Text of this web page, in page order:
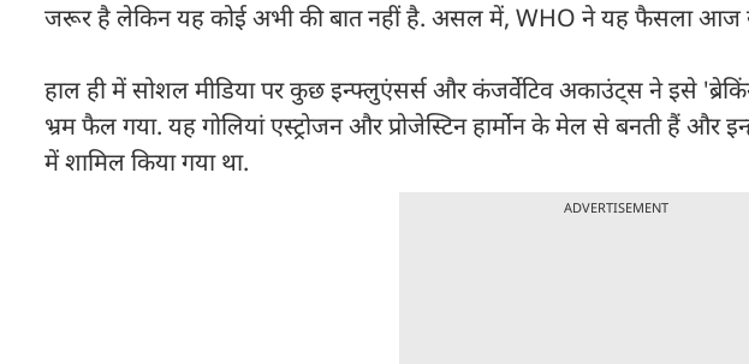
जरूर है लेकिन यह कोई अभी की बात नहीं है. असल में, WHO ने यह फैसला आज
हाल ही में सोशल मीडिया पर कुछ इन्फ्लुएंसर्स और कंजर्वेटिव अकाउंट्स ने इसे
भ्रम फैल गया. यह गोलियां एस्ट्रोजन और प्रोजेस्टिन हार्मोन के मेल से बनती हैं और
में शामिल किया गया था.
ADVERTISEMENT